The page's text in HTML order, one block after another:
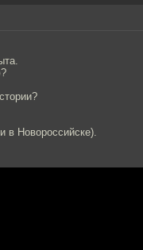
в Новороссийске).